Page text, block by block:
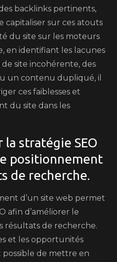
backlinks pertinents,
capitaliser sur ces atouts
du site sur les moteurs
en identifiant les lacunes
site incohérente, des
un contenu dupliqué, il
ces faiblesses et
du site dans les
la stratégie SEO
positionnement
de recherche.
d’un site web permet
afin d’améliorer le
résultats de recherche.
et les opportunités
possible de mettre en